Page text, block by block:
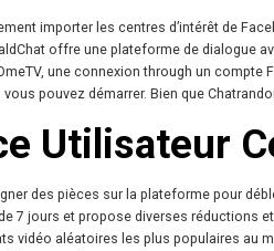
importer les centres d’intérêt de
offre une plateforme de dialogue
une connexion through un
pouvez démarrer. Bien que
Utilisateur
des pièces sur la plateforme pour
7 jours et propose diverses réductions
vidéo aléatoires les plus populaires au